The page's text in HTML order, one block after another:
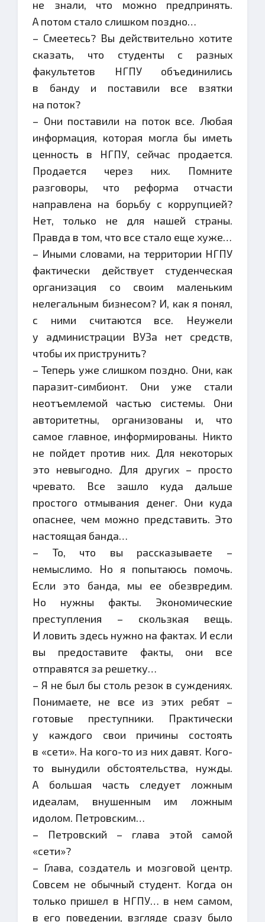
не знали, что можно предпринять.
А потом стало слишком поздно…
– Смеетесь? Вы действительно хотите
сказать, что студенты с разных
факультетов НГПУ объединились
в банду и поставили все взятки
на поток?
– Они поставили на поток все. Любая
информация, которая могла бы иметь
ценность в НГПУ, сейчас продается.
Продается через них. Помните
разговоры, что реформа отчасти
направлена на борьбу с коррупцией?
Нет, только не для нашей страны.
Правда в том, что все стало еще хуже…
– Иными словами, на территории НГПУ
фактически действует студенческая
организация со своим маленьким
нелегальным бизнесом? И, как я понял,
с ними считаются все. Неужели
у администрации ВУЗа нет средств,
чтобы их приструнить?
– Теперь уже слишком поздно. Они, как
паразит-симбионт. Они уже стали
неотъемлемой частью системы. Они
авторитетны, организованы и, что
самое главное, информированы. Никто
не пойдет против них. Для некоторых
это невыгодно. Для других – просто
чревато. Все зашло куда дальше
простого отмывания денег. Они куда
опаснее, чем можно представить. Это
настоящая банда…
– То, что вы рассказываете –
немыслимо. Но я попытаюсь помочь.
Если это банда, мы ее обезвредим.
Но нужны факты. Экономические
преступления – скользкая вещь.
И ловить здесь нужно на фактах. И если
вы предоставите факты, они все
отправятся за решетку…
– Я не был бы столь резок в суждениях.
Понимаете, не все из этих ребят –
готовые преступники. Практически
у каждого свои причины состоять
в «сети». На кого-то из них давят. Кого-
то вынудили обстоятельства, нужды.
А большая часть следует ложным
идеалам, внушенным им ложным
идолом. Петровским…
– Петровский – глава этой самой
«сети»?
– Глава, создатель и мозговой центр.
Совсем не обычный студент. Когда он
только пришел в НГПУ… в нем самом,
в его поведении, взгляде сразу было